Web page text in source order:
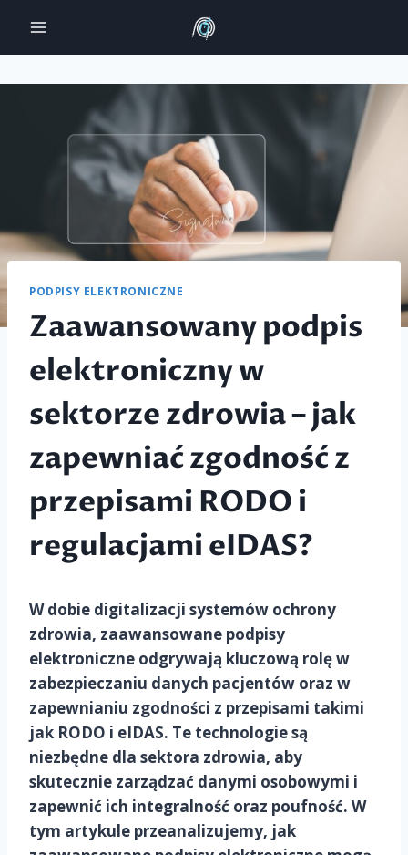
treści
PODPISY ELEKTRONICZNE
Zaawansowany podpis
elektroniczny w
sektorze zdrowia – jak
zapewniać zgodność z
przepisami RODO i
regulacjami eIDAS?
W dobie digitalizacji systemów ochrony
zdrowia, zaawansowane podpisy
elektroniczne odgrywają kluczową rolę w
zabezpieczaniu danych pacjentów oraz w
zapewnianiu zgodności z przepisami takimi
jak RODO i eIDAS. Te technologie są
niezbędne dla sektora zdrowia, aby
skutecznie zarządzać danymi osobowymi i
zapewnić ich integralność oraz poufność. W
tym artykule przeanalizujemy, jak